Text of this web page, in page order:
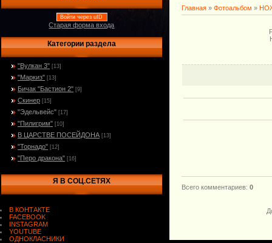
Войти через uID
Старая форма входа
Категории раздела
"Вулкан 3" [13]
"Маркиз" [13]
Бичак "Бастион 2" [9]
Скинер [15]
"Эдельвейс" [17]
"Пилигрим" [10]
В ЦАРСТВЕ ПОСЕЙДОНА [13]
"Торнадо" [12]
"Перо дракона" [16]
Я В СОЦ.СЕТЯХ
В КОНТАКТЕ
FACEBOOK
INSTAGRAM
YOUTUBE
ОДНОКЛАСНИКИ
Главная » Фотоальбом »
Всего комментариев: 0